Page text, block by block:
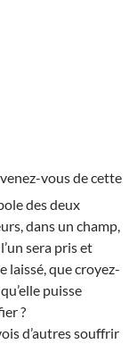
vous de cette
des deux
dans un champ,
sera pris et
laissé, que croyez-
puisse
?
d’autres souffrir